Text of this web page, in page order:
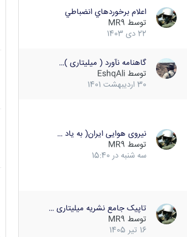
اعلام برخوردهاي انضباطي
توسط MR9
22 دی 1403
گاهنامه نآورد ( میلیتاری )…
توسط EshqAli
30 اردیبهشت 1401
نیروی هوایی ایران( به یاد …
توسط MR9
سه شنبه در 15:40
تاپیک جامع نشریه میلیتاری …
توسط MR9
16 تیر 1405